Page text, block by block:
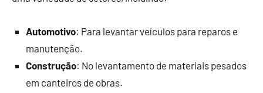
Automotivo: Para levantar veículos para reparos e
manutenção.
Construção: No levantamento de materiais pesados
em canteiros de obras.